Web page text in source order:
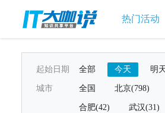
热门活动
起始日期 全部 今天 明
城市 全国 北京(798)
合肥(42) 武汉(31)